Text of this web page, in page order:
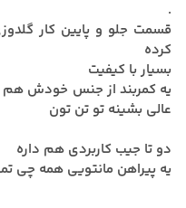
.
قسمت جلو و پایین کار
کرده
بسیار با کیفیت
یه کمربند از جنس خودش هم
عالی بشینه تو تن تون
دو تا جیب کاربردی هم داره
یه پیراهن مانتویی همه چی